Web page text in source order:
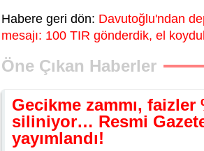
Habere geri dön: Davutoğlu'ndan
mesajı: 100 TIR gönderdik, el
Öne Çıkan Haberler
Gecikme zammı, faizler
siliniyor… Resmi
yayımlandı!